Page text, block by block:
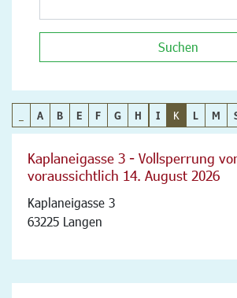
Suchen
A B E F G H I K L M
Kaplaneigasse 3 - Vollsperrung
voraussichtlich 14. August 2026
Kaplaneigasse 3
63225 Langen